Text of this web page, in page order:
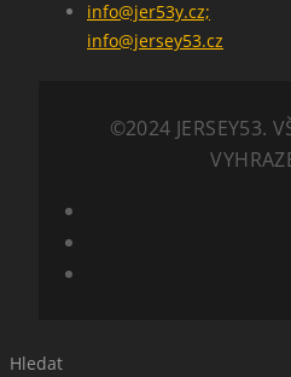
info@jer53y.cz;
info@jersey53.cz
©2024 JERSEY53.
Hledat